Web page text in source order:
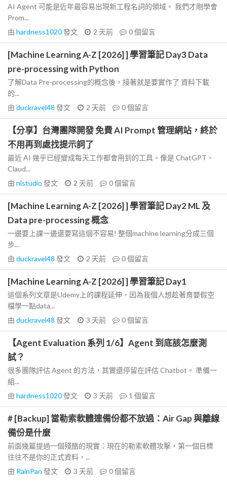
AI Agent 可能是近年最容易出現新工程名詞的領域。 我們才剛學會
Prom...
由 hardness1020發文 2 天前 0個留言
[Machine Learning A-Z [2026] ] 學習筆記 Day3 Data
pre-processing with Python
了解Data Pre-processing的概念後，接著就是要實作了 資料下載
的...
由 duckravel48 發文 2 天前 0個留言
【分享】台灣團隊開發 免費 AI Prompt 管理網站，終於
不用再到處找提示詞了
最近 AI 幾乎已經變成每天工作都會用到的工具。像是 ChatGPT、
Claud...
由 nlstudio 發文 2 天前 0個留言
[Machine Learning A-Z [2026] ] 學習筆記 Day2 ML 及
Data pre-processing 概念
一邊要上課一邊還要寫這個不容易! 整個machine learning分成三個
步...
由 duckravel48 發文 2 天前 0個留言
[Machine Learning A-Z [2026] ] 學習筆記 Day1
這個系列文章是Udemy上的課程延伸，因為我個人想趁著育嬰假空
檔學一點data...
由 duckravel48 發文 3 天前 0個留言
【Agent Evaluation 系列 1/6】Agent 到底該怎麼測
試？
很多團隊評估 Agent 的方法，其實還停留在評估 Chatbot。 準備一
組...
由 hardness1020發文 3 天前 1 個留言
# [Backup] 當勒索軟體連備份都不放過：Air Gap 與離線
備份是什麼
前面幾篇提過一個殘酷的現實：現在的勒索軟體攻擊，第一個目標
往往不是你的正式資料，...
由 RainPan 發文 3 天前 0個留言